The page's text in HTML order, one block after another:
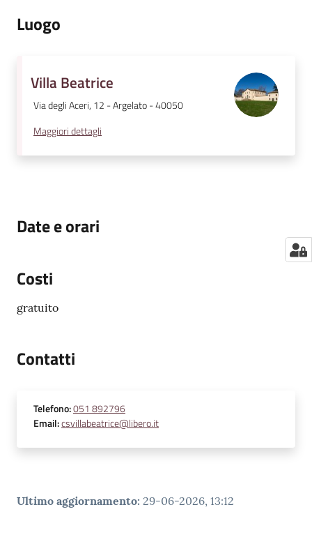
Luogo
Villa Beatrice
Via degli Aceri, 12 - Argelato - 40050
Maggiori dettagli
Date e orari
Costi
gratuito
Contatti
Telefono:051 892796
Email:csvillabeatrice@libero.it
Ultimo aggiornamento: 29-06-2026, 13:12